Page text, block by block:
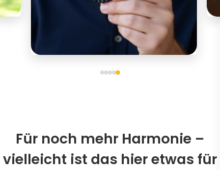
Für noch mehr Harmonie –
vielleicht ist das hier etwas für